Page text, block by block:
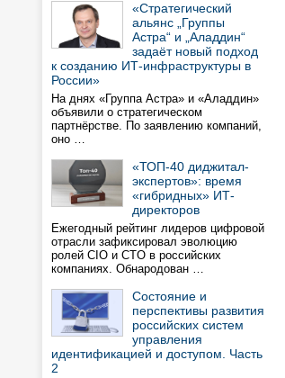
«Стратегический
альянс „Группы
Астра“ и „Аладдин“
задаёт новый подход
к созданию ИТ-инфраструктуры в
России»
На днях «Группа Астра» и «Аладдин»
объявили о стратегическом
партнёрстве. По заявлению компаний,
оно …
«ТОП-40 диджитал-
экспертов»: время
«гибридных» ИТ-
директоров
Ежегодный рейтинг лидеров цифровой
отрасли зафиксировал эволюцию
ролей CIO и CTO в российских
компаниях. Обнародован …
Состояние и
перспективы развития
российских систем
управления
идентификацией и доступом. Часть
2